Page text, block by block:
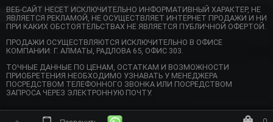
ВЕБ-САЙТ НЕСЕТ ИСКЛЮЧИТЕЛЬНО ИНФОРМАТИВНЫЙ ХАРАКТЕР, НЕ
ЯВЛЯЕТСЯ РЕКЛАМОЙ, НЕ ОСУЩЕСТВЛЯЕТ ИНТЕРНЕТ ПРОДАЖИ И НИ
ПРИ КАКИХ ОБСТОЯТЕЛЬСТВАХ НЕ ЯВЛЯЕТСЯ ПУБЛИЧНОЙ ОФЕРТОЙ.
ПРОДАЖИ ОСУЩЕСТВЛЯЮТСЯ ИСКЛЮЧИТЕЛЬНО В ОФИСЕ
КОМПАНИИ: Г. АЛМАТЫ, РАДЛОВА 65, ОФИС 303.
ТОЧНЫЕ ДАННЫЕ ПО ЦЕНАМ, ОСТАТКАМ И ВОЗМОЖНОСТИ
ПРИОБРЕТЕНИЯ НЕОБХОДИМО УЗНАВАТЬ У МЕНЕДЖЕРА
ПОСРЕДСТВОМ ТЕЛЕФОННОГО ЗВОНКА ИЛИ ПОСРЕДСТВОМ
ЗАПРОСА ЧЕРЕЗ ЭЛЕКТРОННУЮ ПОЧТУ.